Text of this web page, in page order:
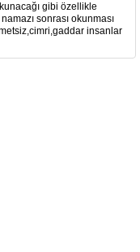
gibi özellikle
sonrası okunması
insanlar